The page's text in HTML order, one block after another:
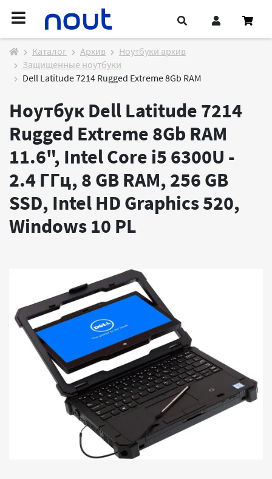
Каталог Архив
Ноутбуки архив
Защищенные ноутбуки
Dell Latitude 7214 Rugged Extreme 8Gb RAM
Ноутбук Dell Latitude 7214
Rugged Extreme 8Gb RAM
11.6", Intel Core i5 6300U -
2.4 ГГц, 8 GB RAM, 256 GB
SSD, Intel HD Graphics 520,
Windows 10 PL